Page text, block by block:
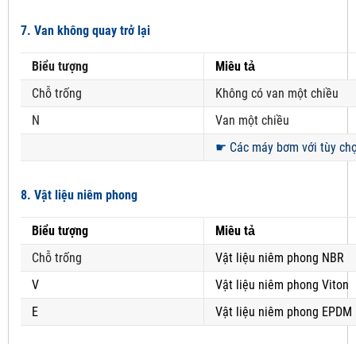
7. Van không quay trở lại
Biểu tượng
Miêu tả
Chỗ trống
Không có van một chiều
N
Van một chiều
☛ Các máy bơm với tùy
8. Vật liệu niêm phong
Biểu tượng
Miêu tả
Chỗ trống
Vật liệu niêm phong NBR
V
Vật liệu niêm phong Viton
E
Vật liệu niêm phong EPDM